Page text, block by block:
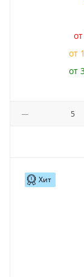
от
от
Хит